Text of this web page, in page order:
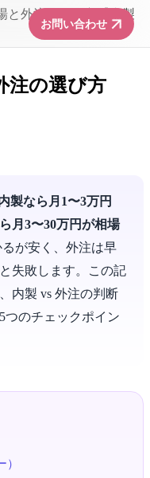
お問い合わせarrow_forward
と外注の選び方【内製
注の選び方
製なら月1〜3万円
月3〜30万円が相場
が安く、外注は早
失敗します。この記
内製 vs 外注の判断
つのチェックポイン